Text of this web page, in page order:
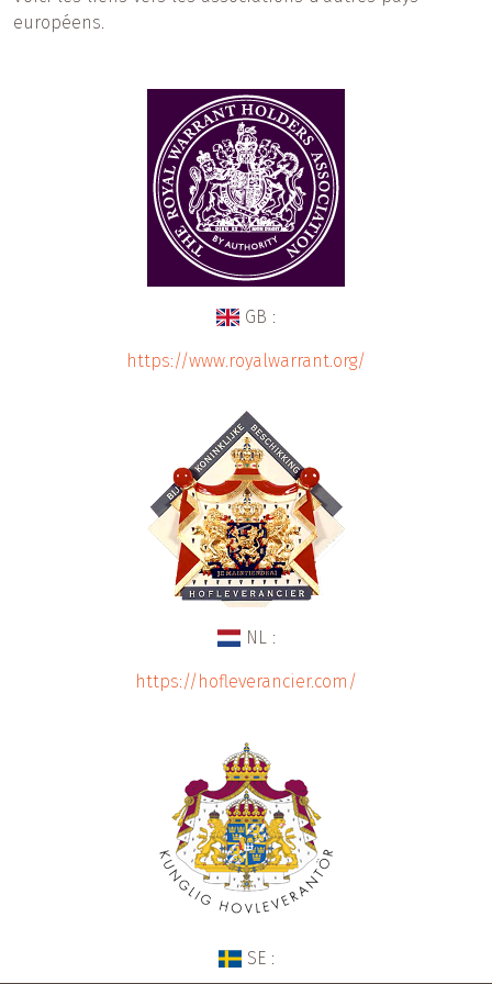
européens.
GB :
https://www.royalwarrant.org/
NL :
https://hofleverancier.com/
SE :